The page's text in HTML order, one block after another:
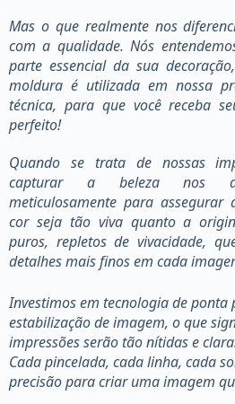
Mas o que realmente nos
com a qualidade. Nós
parte essencial da sua
moldura é utilizada em nossa
técnica, para que você receba
perfeito!
Quando se trata de nossas
capturar a beleza nos
meticulosamente para assegurar
cor seja tão viva quanto a
puros, repletos de vivacidade,
detalhes mais finos em cada
Investimos em tecnologia de
estabilização de imagem, o que
impressões serão tão nítidas e
Cada pincelada, cada linha, cada
precisão para criar uma imagem